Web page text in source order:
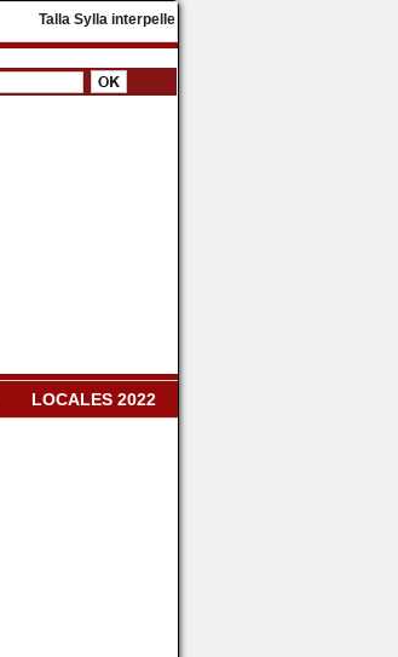
​Talla Sylla interpelle Diomaye Faye : « Il faut dissoudre
LOCALES 2022